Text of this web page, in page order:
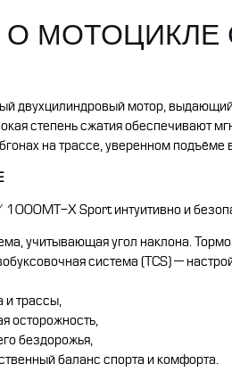
МОТОЦИКЛЕ
двухцилиндровый мотор,
степень сжатия обеспечивают
на трассе, уверенном подъёме
X Sport интуитивно и
учитывающая угол наклона.
система (TCS) —
и трассы,
осторожность,
бездорожья,
баланс спорта и комфорта.